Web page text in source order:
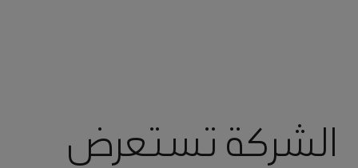
الشركة تستعرض